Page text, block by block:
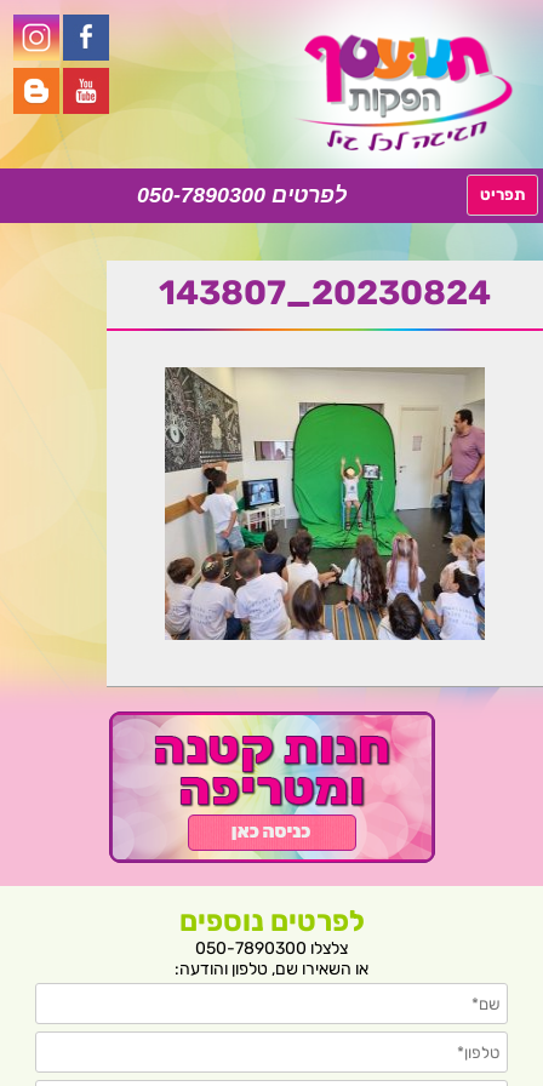
050-7890300 תפריט
לתוכן
20230824_143807
לפרטים נוספים
צלצלו 050-7890300
או השאירו שם, טלפון והודעה: